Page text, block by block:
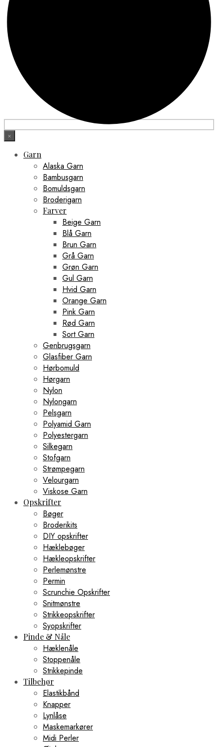
×
Garn
Alaska Garn
Bambusgarn
Bomuldsgarn
Broderigarn
Farver
Beige Garn
Blå Garn
Brun Garn
Grå Garn
Grøn Garn
Gul Garn
Hvid Garn
Orange Garn
Pink Garn
Rød Garn
Sort Garn
Genbrugsgarn
Glasfiber Garn
Hørbomuld
Hørgarn
Nylon
Nylongarn
Pelsgarn
Polyamid Garn
Polyestergarn
Silkegarn
Stofgarn
Strømpegarn
Velourgarn
Viskose Garn
Opskrifter
Bøger
Broderikits
DIY opskrifter
Hæklebøger
Hækleopskrifter
Perlemønstre
Permin
Scrunchie Opskrifter
Snitmønstre
Strikkeopskrifter
Syopskrifter
Pinde & Nåle
Hæklenåle
Stoppenåle
Strikkepinde
Tilbehør
Elastikbånd
Knapper
Lynlåse
Maskemarkører
Midi Perler